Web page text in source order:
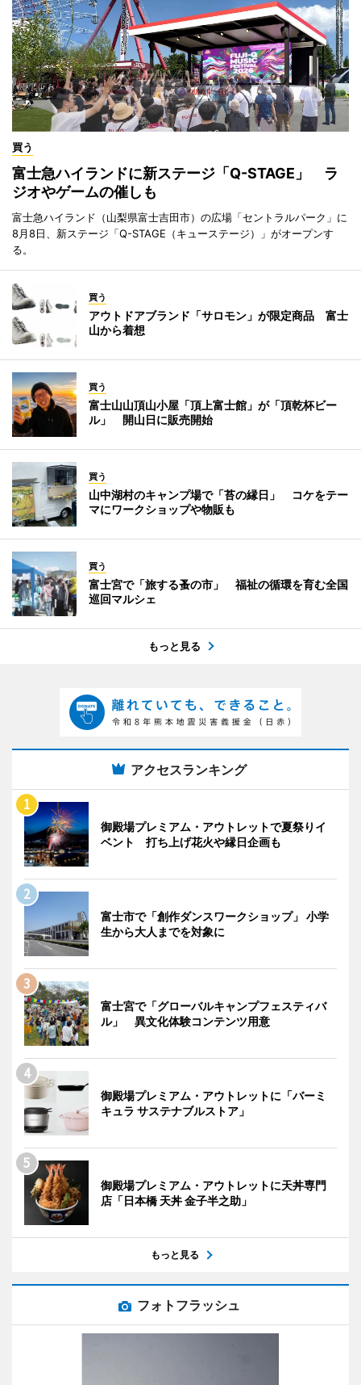
買う
富士急ハイランドに新ステージ「Q-STAGE」 ラ
ジオやゲームの催しも
富士急ハイランド（山梨県富士吉田市）の広場「セントラルパーク」に
8月8日、新ステージ「Q-STAGE（キューステージ）」がオープンす
る。
買う
アウトドアブランド「サロモン」が限定商品 富士
山から着想
買う
富士山山頂山小屋「頂上富士館」が「頂乾杯ビー
ル」 開山日に販売開始
買う
山中湖村のキャンプ場で「苔の縁日」 コケをテー
マにワークショップや物販も
買う
富士宮で「旅する蚤の市」 福祉の循環を育む全国
巡回マルシェ
もっと見る
アクセスランキング
御殿場プレミアム・アウトレットで夏祭りイ
ベント 打ち上げ花火や縁日企画も
富士市で「創作ダンスワークショップ」 小学
生から大人までを対象に
富士宮で「グローバルキャンプフェスティバ
ル」 異文化体験コンテンツ用意
御殿場プレミアム・アウトレットに「バーミ
キュラ サステナブルストア」
御殿場プレミアム・アウトレットに天丼専門
店「日本橋 天丼 金子半之助」
もっと見る
フォトフラッシュ